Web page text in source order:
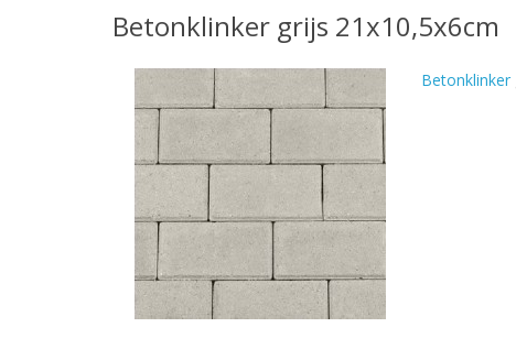
Betonklinker grijs 21x10,5x6cm
Betonklinker